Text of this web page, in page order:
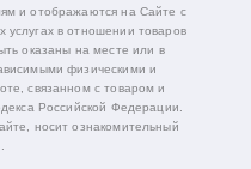
и отображаются на Сайте с
в отношении товаров
оказаны на месте или в
физическими и
связанном с товаром и
Российской Федерации.
носит ознакомительный